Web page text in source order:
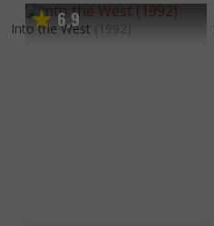
6,9
Into the West (1992)